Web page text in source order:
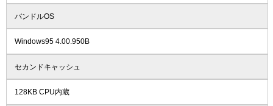
バンドルOS
Windows95 4.00.950B
セカンドキャッシュ
128KB CPU内蔵